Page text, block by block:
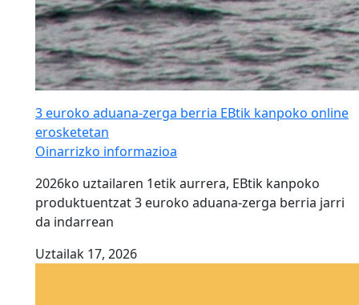
3 euroko aduana-zerga berria EBtik kanpoko online
erosketetan
Oinarrizko informazioa
2026ko uztailaren 1etik aurrera, EBtik kanpoko
produktuentzat 3 euroko aduana-zerga berria jarri
da indarrean
Uztailak 17, 2026